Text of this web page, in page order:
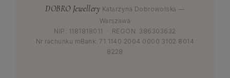
DOBRO Jewellery Katarzyna Dobrowolska —
Warszawa
NIP: 1181818011 · REGON: 386303632
Nr rachunku mBank: 71 1140 2004 0000 3102 8014
8228